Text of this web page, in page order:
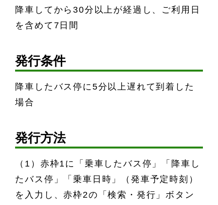
降車してから30分以上が経過し、ご利用日
を含めて7日間
発行条件
降車したバス停に5分以上遅れて到着した
場合
発行方法
（1）赤枠1に「乗車したバス停」「降車し
たバス停」「乗車日時」（発車予定時刻）
を入力し、赤枠2の「検索・発行」ボタン